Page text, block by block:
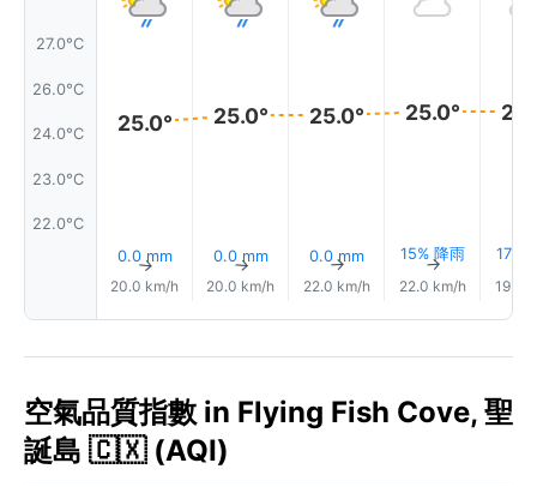
27.0°C
26.0°C
24.0°C
23.0°C
22.0°C
25.0°
0.0 mm
↑
20.0 km/h
25.0°
0.0 mm
↑
20.0 km/h
25.0°
0.0 mm
↑
22.0 km/h
25.0°
15% 降雨
↑
22.0 km/h
17%
19.0
空氣品質指數 in Flying Fish Cove, 聖
誕島 🇨🇽 (AQI)